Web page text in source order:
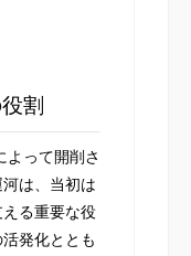
割
よって開削さ
は、当初は
る重要な役
発化ととも